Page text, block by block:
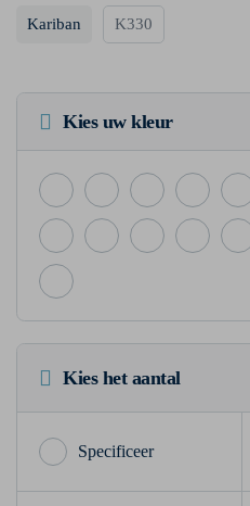
Kariban K330
Kies uw kleur
Kies het aantal